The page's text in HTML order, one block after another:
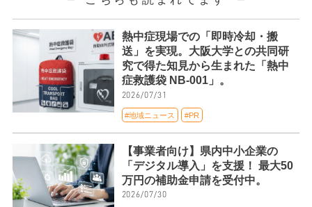
熱中症現場での「即時冷却・搬
送」を実現。大阪大学との共同研
究で得た知見から生まれた「熱中
症救護袋 NB-001」。
2026/07/31
#地域ニュース #PR
【事業者向け】県内中小企業の
「デジタル導入」を支援！ 最大50
万円の補助金申請を受付中。
2026/07/30